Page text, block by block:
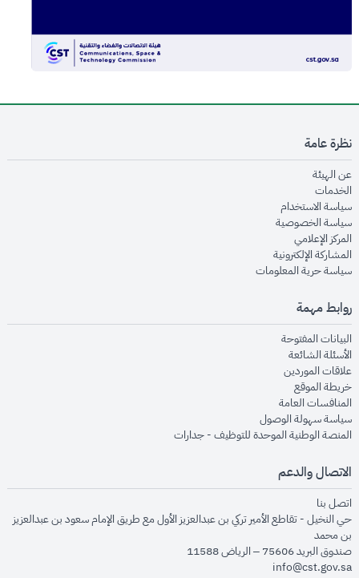
نظرة عامة
عن الهيئةopens in new window
الخدماتopens in new window
سياسة الاستخدام
سياسة الخصوصيةopens in new window
المركز الإعلاميopens in new window
المشاركة الإلكترونيةopens in new window
سياسة حرية المعلوماتopens in new window
روابط مهمة
البيانات المفتوحةopens in new window
الأسئلة الشائعةopens in new window
علاقات الموردينopens in new window
خريطة الموقعopens in new window
المنافسات العامةopens in new window
سياسة سهولة الوصولopens in new window
المنصة الوطنية الموحدة للتوظيف - جداراتopens in new window
الاتصال والدعم
اتصل بنا
حي النخيل - تقاطع الأمير تركي بن عبدالعزيز الأول مع طريق الإمام سعود بن عبدالعزيز
بن محمد
صندوق البريد 75606 – الرياض 11588
info@cst.gov.sa